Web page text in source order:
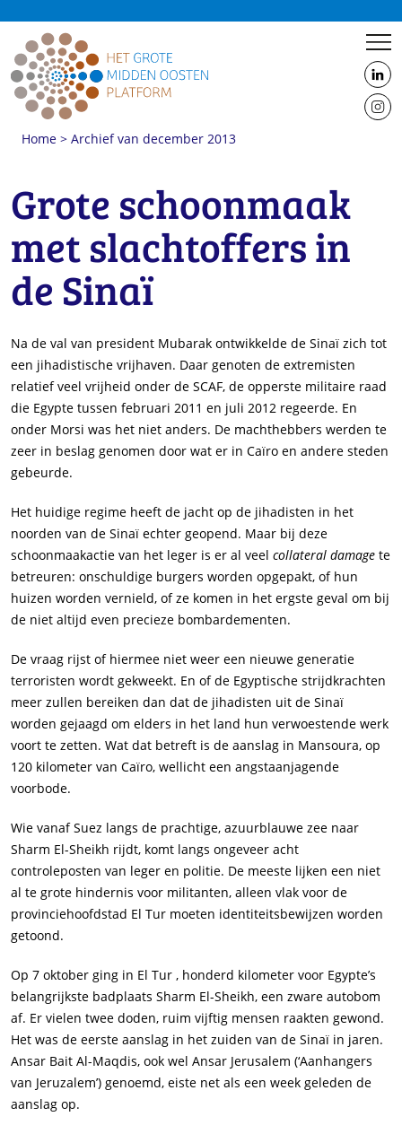
us
on
us
Home > Archief van december 2013
Grote schoonmaak
met slachtoffers in
de Sinaï
Na de val van president Mubarak ontwikkelde de Sinaï zich tot
een jihadistische vrijhaven. Daar genoten de extremisten
relatief veel vrijheid onder de SCAF, de opperste militaire raad
die Egypte tussen februari 2011 en juli 2012 regeerde. En
onder Morsi was het niet anders. De machthebbers werden te
zeer in beslag genomen door wat er in Caïro en andere steden
gebeurde.
Het huidige regime heeft de jacht op de jihadisten in het
noorden van de Sinaï echter geopend. Maar bij deze
schoonmaakactie van het leger is er al veel collateral damage te
betreuren: onschuldige burgers worden opgepakt, of hun
huizen worden vernield, of ze komen in het ergste geval om bij
de niet altijd even precieze bombardementen.
De vraag rijst of hiermee niet weer een nieuwe generatie
terroristen wordt gekweekt. En of de Egyptische strijdkrachten
meer zullen bereiken dan dat de jihadisten uit de Sinaï
worden gejaagd om elders in het land hun verwoestende werk
voort te zetten. Wat dat betreft is de aanslag in Mansoura, op
120 kilometer van Caïro, wellicht een angstaanjagende
voorbode.
Wie vanaf Suez langs de prachtige, azuurblauwe zee naar
Sharm El-Sheikh rijdt, komt langs ongeveer acht
controleposten van leger en politie. De meeste lijken een niet
al te grote hindernis voor militanten, alleen vlak voor de
provinciehoofdstad El Tur moeten identiteitsbewijzen worden
getoond.
Op 7 oktober ging in El Tur , honderd kilometer voor Egypte’s
belangrijkste badplaats Sharm El-Sheikh, een zware autobom
af. Er vielen twee doden, ruim vijftig mensen raakten gewond.
Het was de eerste aanslag in het zuiden van de Sinaï in jaren.
Ansar Bait Al-Maqdis, ook wel Ansar Jerusalem (‘Aanhangers
van Jeruzalem’) genoemd, eiste net als een week geleden de
aanslag op.